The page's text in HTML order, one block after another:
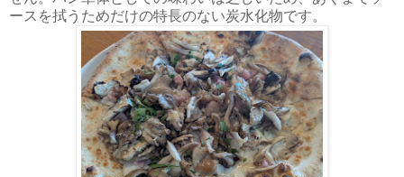
ースを拭うためだけの特長のない炭水化物です。